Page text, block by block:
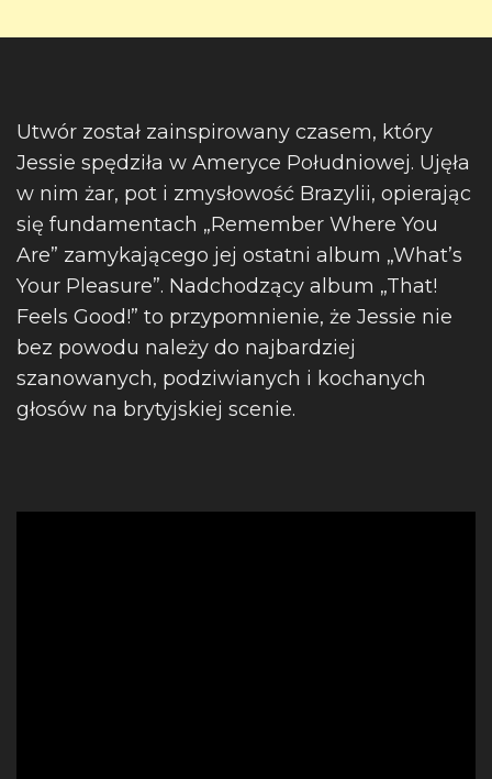
Utwór został zainspirowany czasem, który
Jessie spędziła w Ameryce Południowej. Ujęła
w nim żar, pot i zmysłowość Brazylii, opierając
się fundamentach „Remember Where You
Are” zamykającego jej ostatni album „What’s
Your Pleasure”. Nadchodzący album „That!
Feels Good!” to przypomnienie, że Jessie nie
bez powodu należy do najbardziej
szanowanych, podziwianych i kochanych
głosów na brytyjskiej scenie.